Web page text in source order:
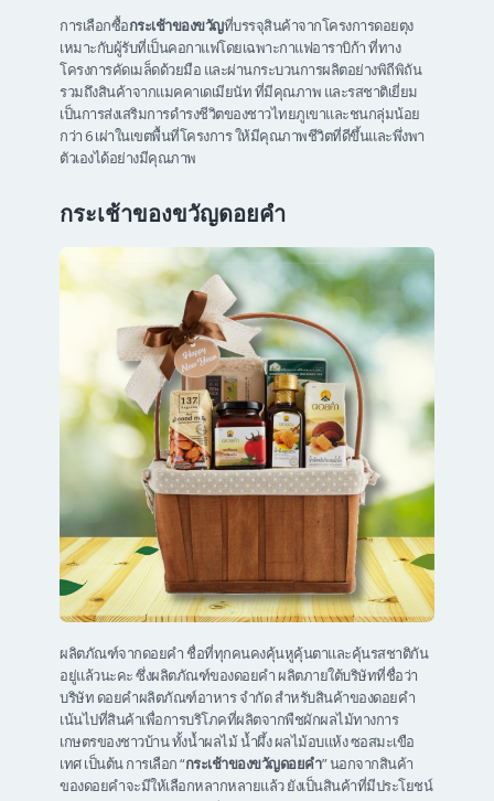
การเลือกซื้อกระเช้าของขวัญที่บรรจุสินค้าจากโครงการดอยตุง
เหมาะกับผู้รับที่เป็นคอกาแฟโดยเฉพาะกาแฟอาราบิก้า ที่ทาง
โครงการคัดเมล็ดด้วยมือ และผ่านกระบวนการผลิตอย่างพิถีพิถัน
รวมถึงสินค้าจากแมคคาเดเมียนัท ที่มีคุณภาพ และรสชาติเยี่ยม
เป็นการส่งเสริมการดำรงชีวิตของชาวไทยภูเขาและชนกลุ่มน้อย
กว่า 6 เผ่าในเขตพื้นที่โครงการ ให้มีคุณภาพชีวิตที่ดีขึ้นและพึ่งพา
ตัวเองได้อย่างมีคุณภาพ
กระเช้าของขวัญดอยคำ
ผลิตภัณฑ์จากดอยคำ ชื่อที่ทุกคนคงคุ้นหูคุ้นตาและคุ้นรสชาติกัน
อยู่แล้วนะคะ ซึ่งผลิตภัณฑ์ของดอยคำ ผลิตภายใต้บริษัทที่ชื่อว่า
บริษัท ดอยคำผลิตภัณฑ์อาหาร จำกัด สำหรับสินค้าของดอยคำ
เน้นไปที่สินค้าเพื่อการบริโภคที่ผลิตจากพืชผักผลไม้ทางการ
เกษตรของชาวบ้าน ทั้งน้ำผลไม้ น้ำผึ้ง ผลไม้อบแห้ง ซอสมะเขือ
เทศ เป็นต้น การเลือก “กระเช้าของขวัญดอยคำ” นอกจากสินค้า
ของดอยคำจะมีให้เลือกหลากหลายแล้ว ยังเป็นสินค้าที่มีประโยชน์